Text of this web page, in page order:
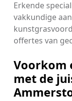
Erkende
vakkundige
offertes van
Voorkom
met de